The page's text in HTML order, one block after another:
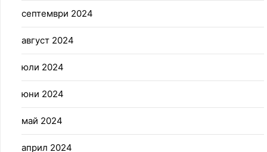
септември 2024
август 2024
юли 2024
юни 2024
май 2024
април 2024